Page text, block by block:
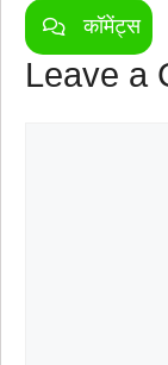
कॉमेंट्स
Leave a